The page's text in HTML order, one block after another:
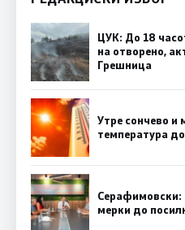
ЦУК: До 18
на отворено,
Грешница
Утре сончево и
температура
Серафимовски:
мерки до